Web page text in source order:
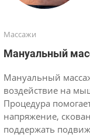
Массажи
Мануальный
Мануальный
воздействие на
Процедура
напряжение,
поддержать